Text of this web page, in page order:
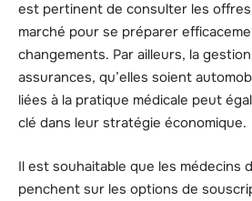
est pertinent de consulter les
marché pour se préparer
changements. Par ailleurs, la
assurances, qu’elles soient
liées à la pratique médicale peut
clé dans leur stratégie économique.
Il est souhaitable que les médecins
penchent sur les options de